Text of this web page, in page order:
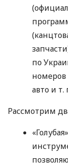
по
номеров
авто и т.
Рассмотрим